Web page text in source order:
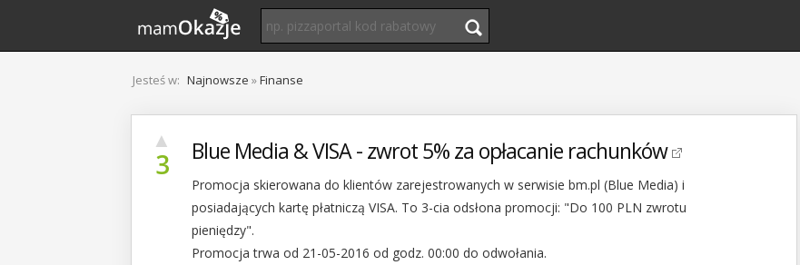
Jesteś w: Najnowsze »Finanse
▲
3 Blue Media & VISA - zwrot 5% za opłacanie rachunków
Promocja skierowana do klientów zarejestrowanych w serwisie bm.pl (Blue Media) i
posiadających kartę płatniczą VISA. To 3-cia odsłona promocji: "Do 100 PLN zwrotu
pieniędzy".
Promocja trwa od 21-05-2016 od godz. 00:00 do odwołania.